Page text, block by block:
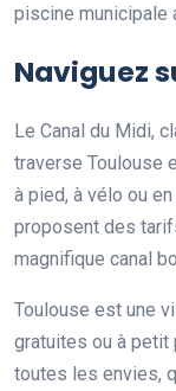
piscine municipale
Naviguez
Le Canal du Midi,
traverse Toulouse
à pied, à vélo ou
proposent des
magnifique canal
Toulouse est une
gratuites ou à petit
toutes les envies,